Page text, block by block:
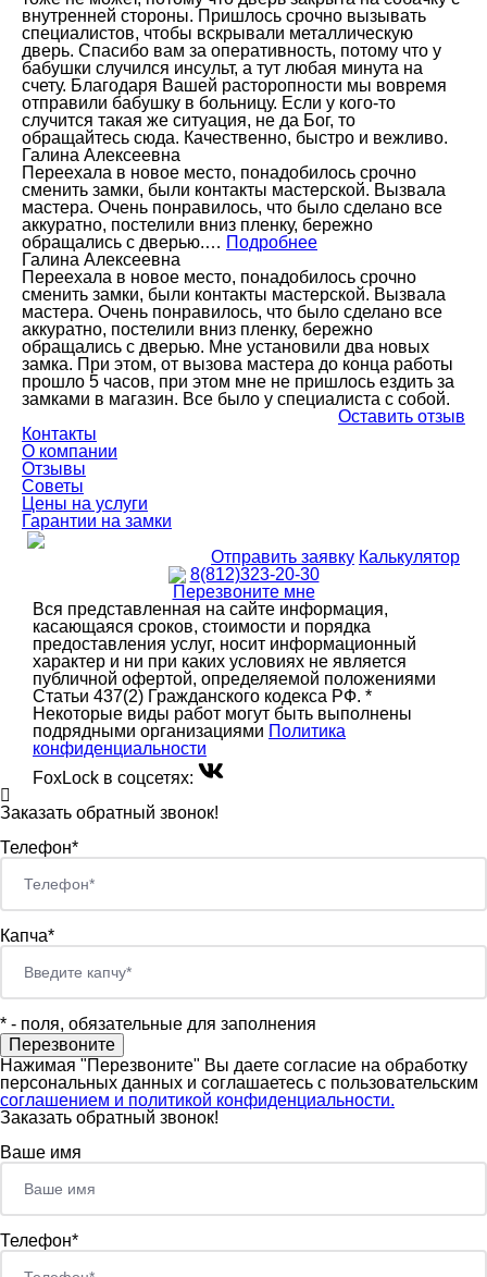
внутренней стороны. Пришлось срочно вызывать
специалистов, чтобы вскрывали металлическую
дверь. Спасибо вам за оперативность, потому что у
бабушки случился инсульт, а тут любая минута на
счету. Благодаря Вашей расторопности мы вовремя
отправили бабушку в больницу. Если у кого-то
случится такая же ситуация, не да Бог, то
обращайтесь сюда. Качественно, быстро и вежливо.
Галина Алексеевна
Переехала в новое место, понадобилось срочно
сменить замки, были контакты мастерской. Вызвала
мастера. Очень понравилось, что было сделано все
аккуратно, постелили вниз пленку, бережно
обращались с дверью.… Подробнее
Галина Алексеевна
Переехала в новое место, понадобилось срочно
сменить замки, были контакты мастерской. Вызвала
мастера. Очень понравилось, что было сделано все
аккуратно, постелили вниз пленку, бережно
обращались с дверью. Мне установили два новых
замка. При этом, от вызова мастера до конца работы
прошло 5 часов, при этом мне не пришлось ездить за
замками в магазин. Все было у специалиста с собой.
Оставить отзыв
Контакты
О компании
Отзывы
Советы
Цены на услуги
Гарантии на замки
Отправить заявку Калькулятор
8(812)323-20-30
Перезвоните мне
Вся представленная на сайте информация,
касающаяся сроков, стоимости и порядка
предоставления услуг, носит информационный
характер и ни при каких условиях не является
публичной офертой, определяемой положениями
Статьи 437(2) Гражданского кодекса РФ. *
Некоторые виды работ могут быть выполнены
подрядными организациями Политика
конфиденциальности
FoxLock в соцсетях:
Заказать обратный звонок!
Телефон*
Капча*
* - поля, обязательные для заполнения
Нажимая "Перезвоните" Вы даете согласие на обработку
персональных данных и соглашаетесь c пользовательским
соглашением и политикой конфиденциальности.
Заказать обратный звонок!
Ваше имя
Телефон*